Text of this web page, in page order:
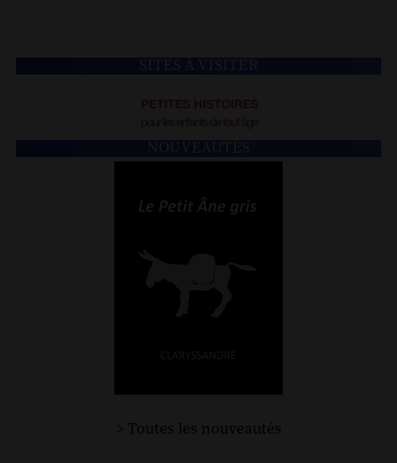
> Toutes les nouveautés